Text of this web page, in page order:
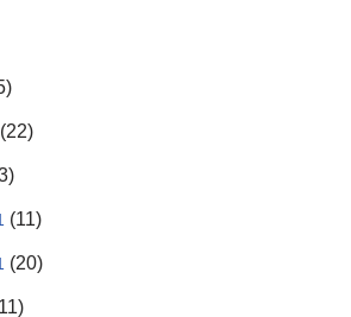
(22)
(11)
(20)